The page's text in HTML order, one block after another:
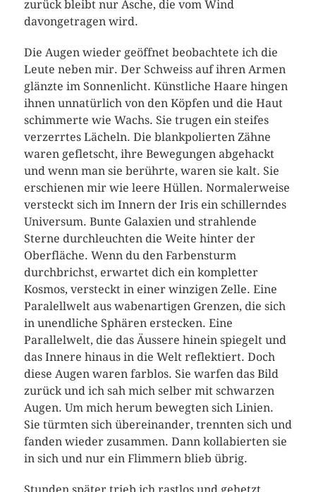
zurück bleibt nur Asche, die vom Wind
davongetragen wird.
Die Augen wieder geöffnet beobachtete ich die
Leute neben mir. Der Schweiss auf ihren Armen
glänzte im Sonnenlicht. Künstliche Haare hingen
ihnen unnatürlich von den Köpfen und die Haut
schimmerte wie Wachs. Sie trugen ein steifes
verzerrtes Lächeln. Die blankpolierten Zähne
waren gefletscht, ihre Bewegungen abgehackt
und wenn man sie berührte, waren sie kalt. Sie
erschienen mir wie leere Hüllen. Normalerweise
versteckt sich im Innern der Iris ein schillerndes
Universum. Bunte Galaxien und strahlende
Sterne durchleuchten die Weite hinter der
Oberfläche. Wenn du den Farbensturm
durchbrichst, erwartet dich ein kompletter
Kosmos, versteckt in einer winzigen Zelle. Eine
Paralellwelt aus wabenartigen Grenzen, die sich
in unendliche Sphären erstecken. Eine
Parallelwelt, die das Äussere hinein spiegelt und
das Innere hinaus in die Welt reflektiert. Doch
diese Augen waren farblos. Sie warfen das Bild
zurück und ich sah mich selber mit schwarzen
Augen. Um mich herum bewegten sich Linien.
Sie türmten sich übereinander, trennten sich und
fanden wieder zusammen. Dann kollabierten sie
in sich und nur ein Flimmern blieb übrig.
Stunden später trieb ich rastlos und gehetzt